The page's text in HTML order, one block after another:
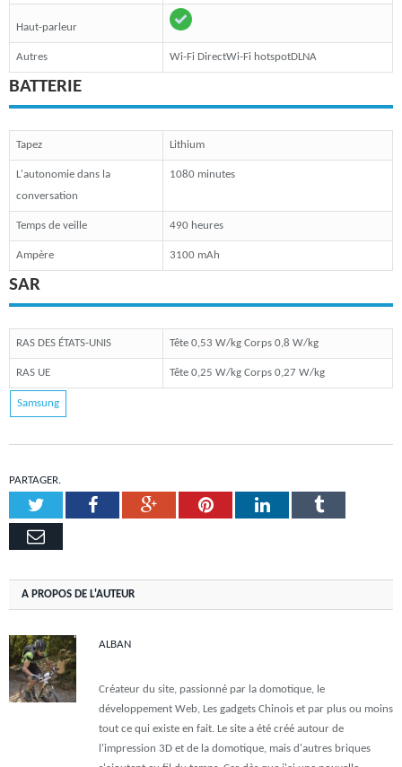
Haut-parleur
Autres Wi-Fi DirectWi-Fi hotspotDLNA
BATTERIE
Tapez Lithium
L'autonomie dans la
conversation
1080 minutes
Temps de veille 490 heures
Ampère 3100 mAh
SAR
RAS DES ÉTATS-UNIS Tête 0,53 W/kg Corps 0,8 W/kg
RAS UE Tête 0,25 W/kg Corps 0,27 W/kg
Samsung
PARTAGER.
TwitterFacebookGoogle+PinterestLinkedInTumblr
Email
A PROPOS DE L'AUTEUR
ALBAN
Créateur du site, passionné par la domotique, le
développement Web, Les gadgets Chinois et par plus ou moins
tout ce qui existe en fait. Le site a été créé autour de
l'impression 3D et de la domotique, mais d'autres briques